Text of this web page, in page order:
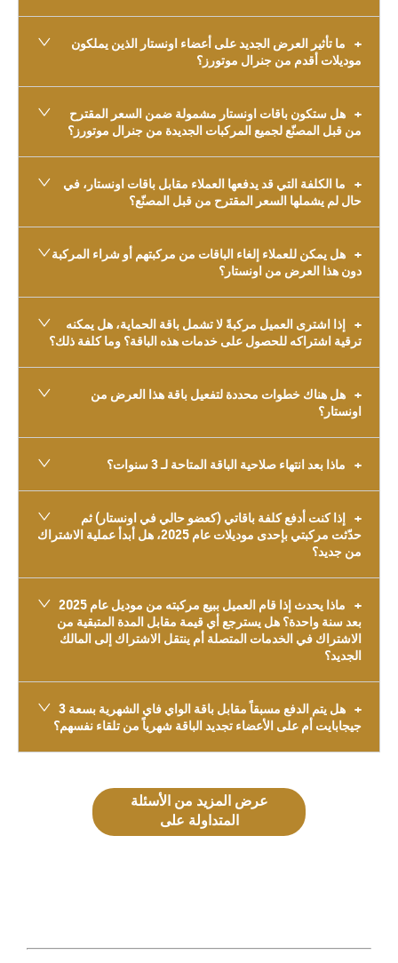
ما تأثير العرض الجديد على أعضاء اونستار الذين يملكون
موديلات أقدم من جنرال موتورز؟
هل ستكون باقات اونستار مشمولة ضمن السعر المقترح
من قبل المصنّع لجميع المركبات الجديدة من جنرال موتورز؟
ما الكلفة التي قد يدفعها العملاء مقابل باقات اونستار، في
حال لم يشملها السعر المقترح من قبل المصنّع؟
هل يمكن للعملاء إلغاء الباقات من مركبتهم أو شراء المركبة
دون هذا العرض من اونستار؟
إذا اشترى العميل مركبةً لا تشمل باقة الحماية، هل يمكنه
ترقية اشتراكه للحصول على خدمات هذه الباقة؟ وما كلفة ذلك؟
هل هناك خطوات محددة لتفعيل باقة هذا العرض من
اونستار؟
ماذا بعد انتهاء صلاحية الباقة المتاحة لـ 3 سنوات؟
إذا كنت أدفع كلفة باقاتي (كعضو حالي في اونستار) ثم
حدّثت مركبتي بإحدى موديلات عام 2025، هل أبدأ عملية الاشتراك
من جديد؟
ماذا يحدث إذا قام العميل ببيع مركبته من موديل عام 2025
بعد سنة واحدة؟ هل يسترجع أي قيمة مقابل المدة المتبقية من
الاشتراك في الخدمات المتصلة أم ينتقل الاشتراك إلى المالك
الجديد؟
هل يتم الدفع مسبقاً مقابل باقة الواي فاي الشهرية بسعة 3
جيجابايت أم على الأعضاء تجديد الباقة شهرياً من تلقاء نفسهم؟
عرض المزيد من الأسئلة
المتداولة على